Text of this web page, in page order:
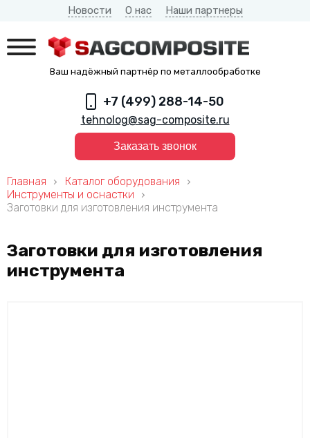
Новости О нас Наши партнеры
Ваш надёжный партнёр по металлообработке
+7 (499) 288-14-50
tehnolog@sag-composite.ru
Заказать звонок
Главная
Каталог оборудования
Инструменты и оснастки
Заготовки для изготовления инструмента
Заготовки для изготовления
инструмента